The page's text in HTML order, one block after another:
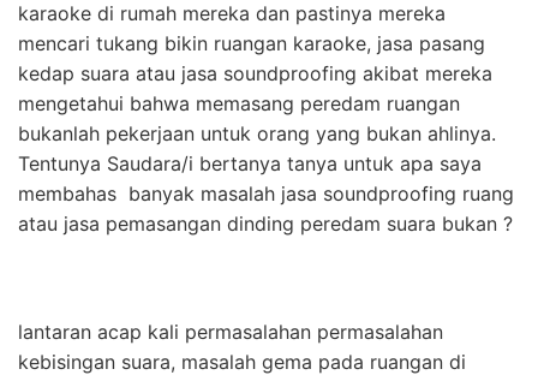
karaoke di rumah mereka dan pastinya mereka
mencari tukang bikin ruangan karaoke, jasa pasang
kedap suara atau jasa soundproofing akibat mereka
mengetahui bahwa memasang peredam ruangan
bukanlah pekerjaan untuk orang yang bukan ahlinya.
Tentunya Saudara/i bertanya tanya untuk apa saya
membahas banyak masalah jasa soundproofing ruang
atau jasa pemasangan dinding peredam suara bukan ?
lantaran acap kali permasalahan permasalahan
kebisingan suara, masalah gema pada ruangan di